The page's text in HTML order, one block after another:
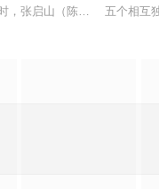
对他说：“江逾白，我喜欢
，张启山（陈伟霆 饰）与吴
五个相互